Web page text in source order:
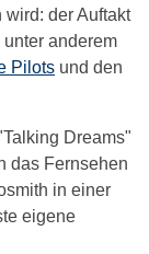
der Auftakt
anderem
Pilots und den
Dreams"
das Fernsehen
in einer
eigene